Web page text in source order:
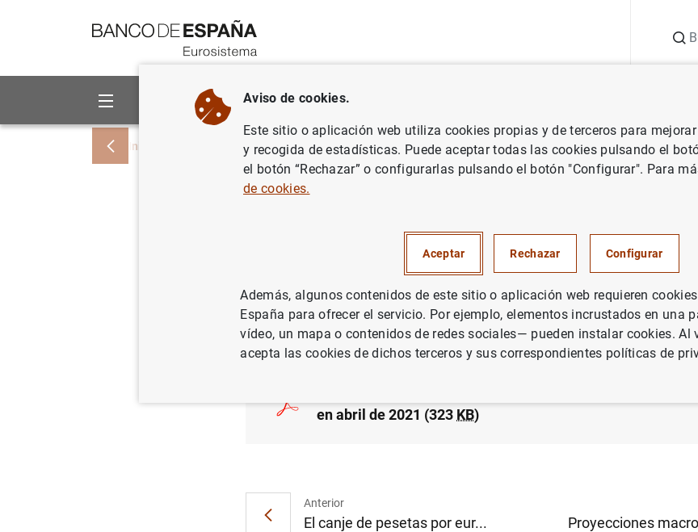
Sobre el Banco Áreas de actuación
Inicio Noticias y eventos Noticias del Banco de España Notas de prensa del Banco de España La
alcanzó 1.389 mm de euros, en abril
SITUACIÓN ECONÓMICA
en abril de 2021 (323 KB)
Anterior
El canje de pesetas por eur... Proyecciones
Aviso de cookies.
Este sitio o aplicación web utiliza cookies propias y de terceros para
y recogida de estadísticas. Puede aceptar todas las cookies pulsando el
el botón “Rechazar” o configurarlas pulsando el botón "Configurar". Para
de cookies.
Aceptar Rechazar Configurar
Además, algunos contenidos de este sitio o aplicación web requieren
España para ofrecer el servicio. Por ejemplo, elementos incrustados en una
vídeo, un mapa o contenidos de redes sociales— pueden instalar cookies. Al
acepta las cookies de dichos terceros y sus correspondientes políticas de